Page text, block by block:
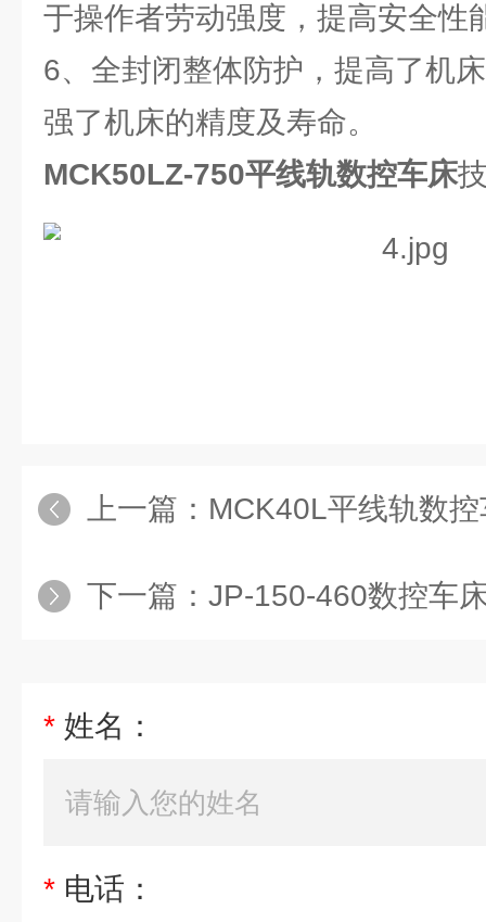
于操作者劳动强度，提高安全性
6、全封闭整体防护，提高了机
强了机床的精度及寿命。
MCK50LZ-750平线轨数控车床
上一篇： MCK40L平线轨数
下一篇： JP-150-460数控车
* 姓名：
* 电话：